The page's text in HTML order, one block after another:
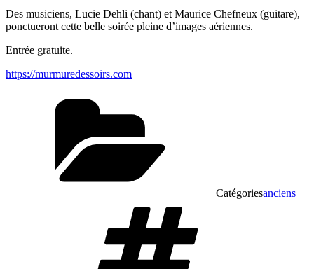
Des musiciens, Lucie Dehli (chant) et Maurice Chefneux (guitare),
ponctueront cette belle soirée pleine d’images aériennes.
Entrée gratuite.
https://murmuredessoirs.com
Catégoriesanciens